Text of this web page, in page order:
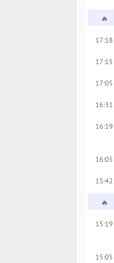
🔥
17:18
17:15
17:05
16:31
16:19
16:05
15:42
🔥
15:19
15:05